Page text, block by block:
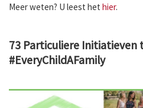
Meer weten? U leest het hier.
73 Particuliere Initiatieven
#EveryChildAFamily